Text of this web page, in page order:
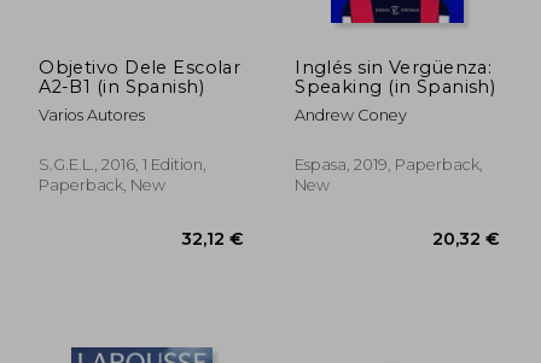
30,90 €
Objetivo Dele Escolar
A2-B1 (in Spanish)
Varios Autores
S.G.E.L., 2016, 1 Edition,
Paperback, New
Inglés sin Vergüenza:
Speaking (in Spanish)
Andrew Coney
Espasa, 2019, Paperback,
New